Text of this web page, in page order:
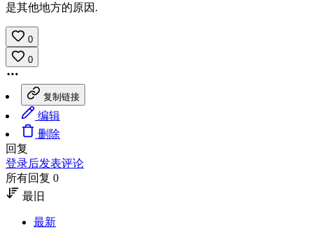
是其他地方的原因.
0
0
复制链接
编辑
删除
回复
登录后发表评论
所有回复 0
最旧
最新